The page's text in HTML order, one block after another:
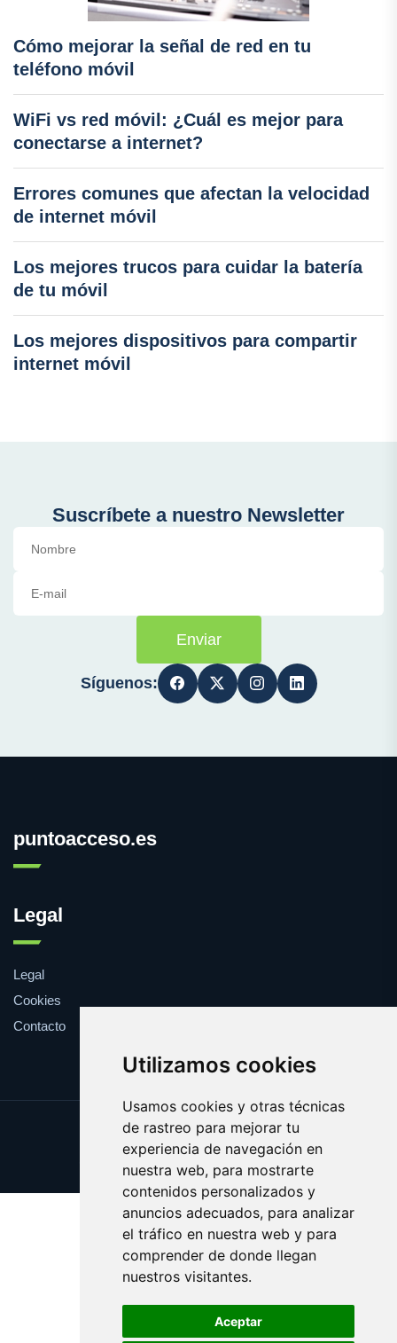
Utilizamos cookies
Usamos cookies y otras técnicas
de rastreo para mejorar tu
experiencia de navegación en
nuestra web, para mostrarte
contenidos personalizados y
anuncios adecuados, para analizar
el tráfico en nuestra web y para
comprender de donde llegan
nuestros visitantes.
Aceptar
Cómo mejorar la señal de red en tu
teléfono móvil
WiFi vs red móvil: ¿Cuál es mejor para
conectarse a internet?
Errores comunes que afectan la velocidad
de internet móvil
Los mejores trucos para cuidar la batería
de tu móvil
Los mejores dispositivos para compartir
internet móvil
Suscríbete a nuestro Newsletter
Enviar
Síguenos:
puntoacceso.es
Legal
Legal
Cookies
Contacto
Update cookies preferences
Copyright © 2025 puntoacceso.es